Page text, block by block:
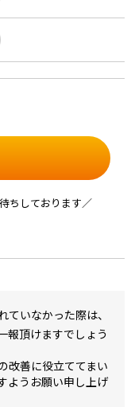
ちしております／
いなかった際は、
報頂けますでしょう
改善に役立ててまい
ようお願い申し上げ